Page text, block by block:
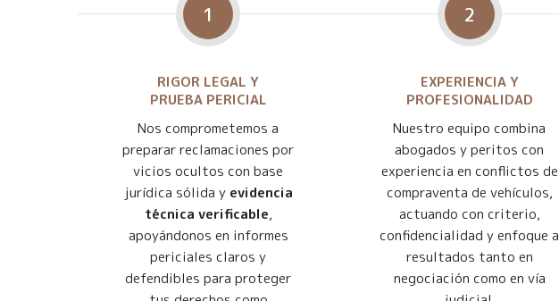
1
RIGOR LEGAL Y
PRUEBA PERICIAL
Nos comprometemos a
preparar reclamaciones por
vicios ocultos con base
jurídica sólida y evidencia
técnica verificable,
apoyándonos en informes
periciales claros y
defendibles para proteger
2
EXPERIENCIA Y
PROFESIONALIDAD
Nuestro equipo combina
abogados y peritos con
experiencia en conflictos de
compraventa de vehículos,
actuando con criterio,
confidencialidad y enfoque a
resultados tanto en
negociación como en vía